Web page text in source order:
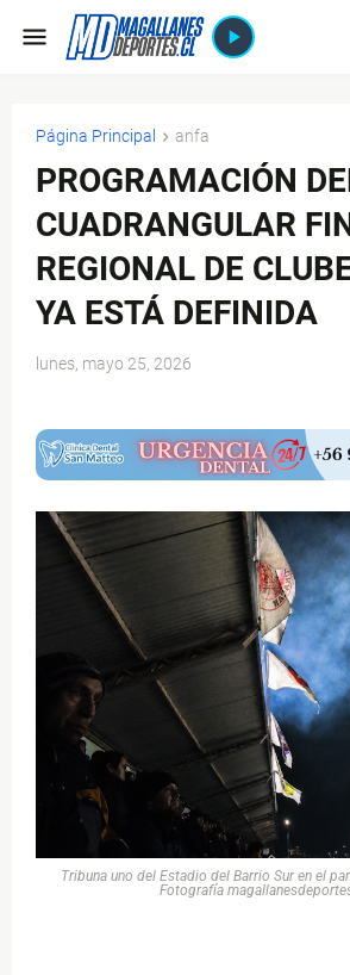
Página Principal anfa
PROGRAMACIÓN
CUADRANGULAR
REGIONAL DE
YA ESTÁ DEFINIDA
lunes, mayo 25, 2026
Tribuna uno del Estadio del Barrio Sur en el
Fotografía